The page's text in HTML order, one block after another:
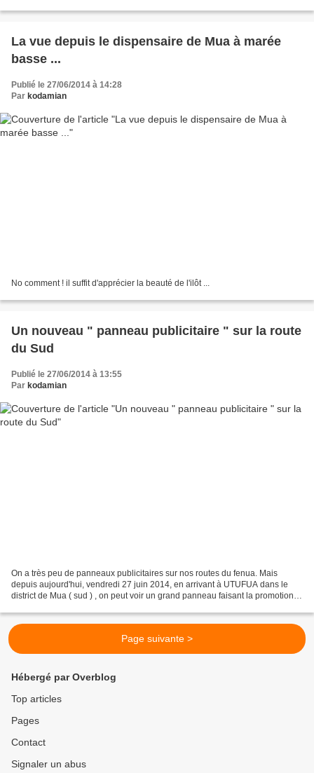
La vue depuis le dispensaire de Mua à marée
basse ...
Publié le 27/06/2014 à 14:28
Par kodamian
No comment ! il suffit d'apprécier la beauté de l'ilôt ...
Un nouveau " panneau publicitaire " sur la route
du Sud
Publié le 27/06/2014 à 13:55
Par kodamian
On a très peu de panneaux publicitaires sur nos routes du fenua. Mais
depuis aujourd'hui, vendredi 27 juin 2014, en arrivant à UTUFUA dans le
district de Mua ( sud ) , on peut voir un grand panneau faisant la promotion
Page suivante >
Hébergé par Overblog
Top articles
Pages
Contact
Signaler un abus